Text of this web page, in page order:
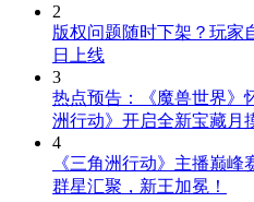
2
版权问题随时下架？玩家
日上线
3
热点预告：《魔兽世界》
洲行动》开启全新宝藏月
4
《三角洲行动》主播巅峰
群星汇聚，新王加冕！